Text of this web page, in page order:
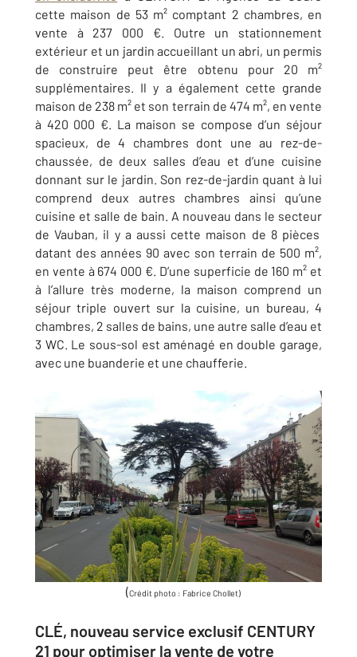
cette maison de 53 m² comptant 2 chambres, en
vente à 237 000 €. Outre un stationnement
extérieur et un jardin accueillant un abri, un permis
de construire peut être obtenu pour 20 m²
supplémentaires. Il y a également cette grande
maison de 238 m² et son terrain de 474 m², en vente
à 420 000 €. La maison se compose d’un séjour
spacieux, de 4 chambres dont une au rez-de-
chaussée, de deux salles d’eau et d’une cuisine
donnant sur le jardin. Son rez-de-jardin quant à lui
comprend deux autres chambres ainsi qu’une
cuisine et salle de bain. A nouveau dans le secteur
de Vauban, il y a aussi cette maison de 8 pièces
datant des années 90 avec son terrain de 500 m²,
en vente à 674 000 €. D’une superficie de 160 m² et
à l’allure très moderne, la maison comprend un
séjour triple ouvert sur la cuisine, un bureau, 4
chambres, 2 salles de bains, une autre salle d’eau et
3 WC. Le sous-sol est aménagé en double garage,
avec une buanderie et une chaufferie.
(Crédit photo : Fabrice Chollet)
CLÉ, nouveau service exclusif CENTURY
21 pour optimiser la vente de votre